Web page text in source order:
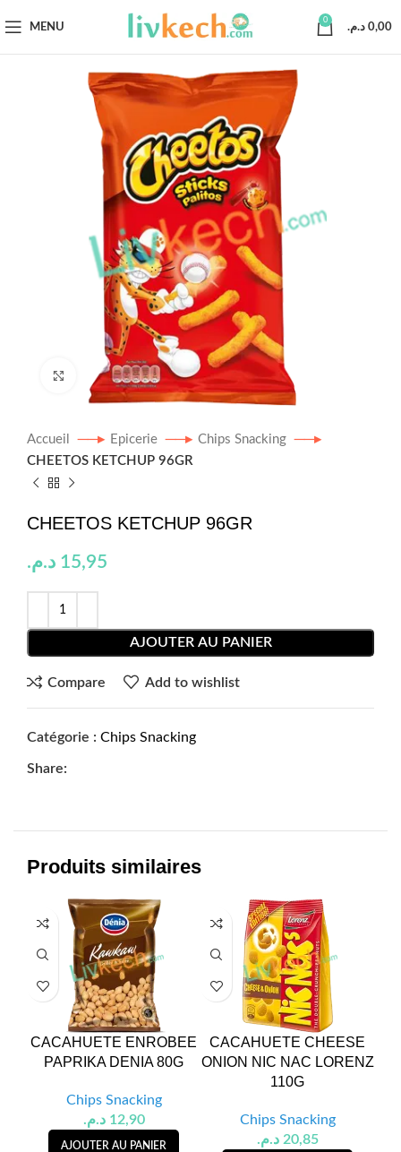
MENU
0
0,00 د.م.
Click to enlarge
Accueil Epicerie
Chips Snacking
CHEETOS KETCHUP 96GR
CHEETOS KETCHUP 96GR
15,95 د.م.
AJOUTER AU PANIER
Compare Add to wishlist
Catégorie : Chips Snacking
Share:
Produits similaires
CACAHUETE ENROBEE
PAPRIKA DENIA 80G
Chips Snacking
12,90 د.م.
AJOUTER AU PANIER
CACAHUETE CHEESE
ONION NIC NAC LORENZ
110G
Chips Snacking
20,85 د.م.